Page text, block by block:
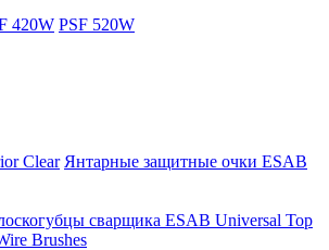
420W PSF 520W
Clear Янтарные защитные очки ESAB
сварщика ESAB Universal Top
Brushes